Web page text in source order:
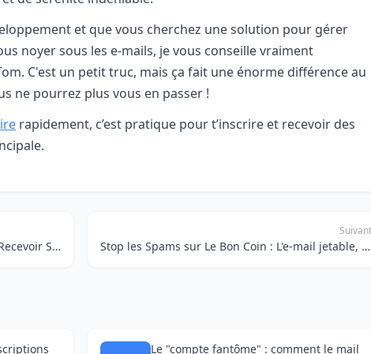
et que vous cherchez une solution pour gérer
noyer sous les e-mails, je vous conseille vraiment
C'est un petit truc, mais ça fait une énorme différence au
ne pourrez plus vous en passer !
rapidement, c’est pratique pour t’inscrire et recevoir des
Mon Petit Secret pour Tester les Apps : Recevoir SMS et E-mail en Ligne sans Compromis
Suivant
Stop les Spams sur Le Bon Coin : L'e-mail jetable, votre arme secrète pour la vie privée
Le "compte fantôme" : comment le mail